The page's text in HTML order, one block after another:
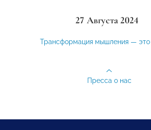
27 Августа 2024
Трансформация мышления — это
Пресса о нас